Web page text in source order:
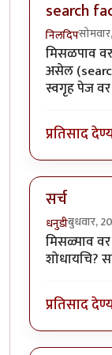
search
निलदिप
मिसळपाव
असेल
स्वगृह पेज वर
प्रतिसाद
सर्च
धनुडीबुधवार,
मिसळ्पाव
शोधायचि?
प्रतिसाद